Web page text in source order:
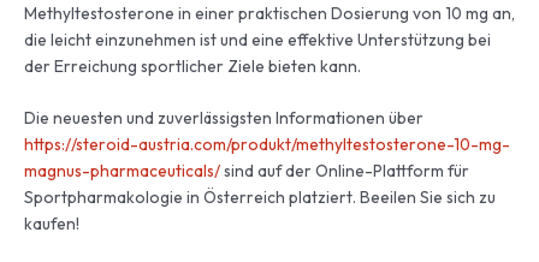
Methyltestosterone in einer praktischen Dosierung von 10 mg an,
die leicht einzunehmen ist und eine effektive Unterstützung bei
der Erreichung sportlicher Ziele bieten kann.
Die neuesten und zuverlässigsten Informationen über
https://steroid-austria.com/produkt/methyltestosterone-10-mg-
magnus-pharmaceuticals/sind auf der Online-Plattform für
Sportpharmakologie in Österreich platziert. Beeilen Sie sich zu
kaufen!